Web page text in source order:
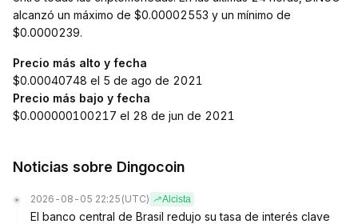
alcanzó un máximo de $0.00002553 y un mínimo de
$0.0000239.
Precio más alto y fecha
$0.00040748 el 5 de ago de 2021
Precio más bajo y fecha
$0.000000100217 el 28 de jun de 2021
Noticias sobre Dingocoin
2026-08-05 22:25 (UTC) Alcista
El banco central de Brasil redujo su tasa de interés clave